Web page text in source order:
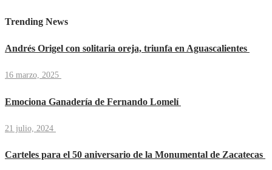
Trending News
Andrés Origel con solitaria oreja, triunfa en Aguascalientes
16 marzo, 2025
Emociona Ganadería de Fernando Lomelí
21 julio, 2024
Carteles para el 50 aniversario de la Monumental de Zacatecas